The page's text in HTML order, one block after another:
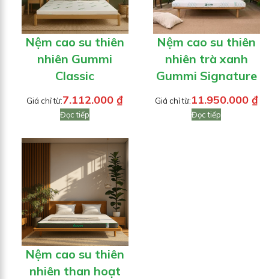
Nệm cao su thiên
nhiên Gummi
Classic
Giá chỉ từ:7.112.000 ₫
Đọc tiếp
Nệm cao su thiên
nhiên trà xanh
Gummi Signature
Giá chỉ từ:11.950.000 ₫
Đọc tiếp
Nệm cao su thiên
nhiên than hoạt